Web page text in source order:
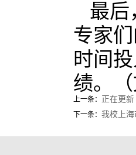
最后
专家
时间
绩。
上一条： 正在更新
下一条： 我校上